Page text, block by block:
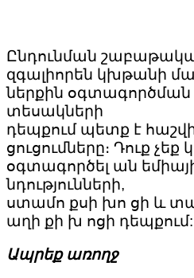
Ընդունման
զգալիորեն կխթանի
ներքին օգտագործման
տեսակների
դեպքում պետք է
ցուցումները։ Դուք
օգտագործել ան
նդությունների,
ստամո քսի խո ցի և
աղի քի խ ոցի դեպքում:
Ապրեք առողջ